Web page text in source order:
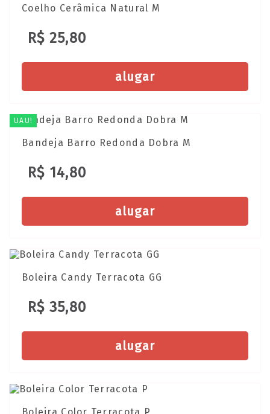
Coelho Cerâmica Natural M
R$ 25,80
alugar
UAU!
Bandeja Barro Redonda Dobra M
R$ 14,80
alugar
Boleira Candy Terracota GG
R$ 35,80
alugar
Boleira Color Terracota P